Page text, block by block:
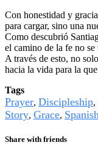
Con honestidad y
para cargar, sino una
Como descubrió
el camino de la fe no se
A través de esto, no
hacia la vida para la
Tags
Prayer, Discipleship,
Story, Grace, Spanish
Share with friends